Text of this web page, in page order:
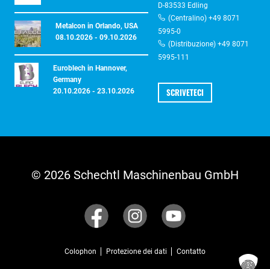
Metalcon in Orlando, USA
08.10.2026 - 09.10.2026
Euroblech in Hannover,
Germany
20.10.2026 - 23.10.2026
D-83533 Edling
(Centralino) +49 8071
5995-0
(Distribuzione) +49 8071
5995-111
SCRIVETECI
© 2026 Schechtl Maschinenbau GmbH
Colophon Protezione dei dati Contatto